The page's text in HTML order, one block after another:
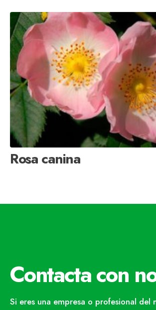
Rosa canina
Contacta con
Si eres una empresa o profesional del